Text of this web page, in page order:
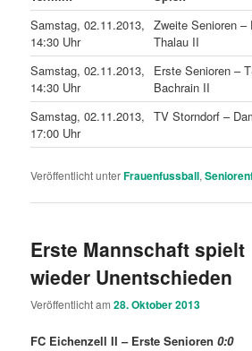
Samstag, 02.11.2013,
14:30 Uhr
Zweite Senioren –
Thalau II
Samstag, 02.11.2013,
14:30 Uhr
Erste Senioren –
Bachrain II
Samstag, 02.11.2013,
17:00 Uhr
TV Storndorf –
Veröffentlicht unterFrauenfussball,
Erste Mannschaft spielt
wieder Unentschieden
Veröffentlicht am28. Oktober 2013
FC Eichenzell II – Erste Senioren0:0